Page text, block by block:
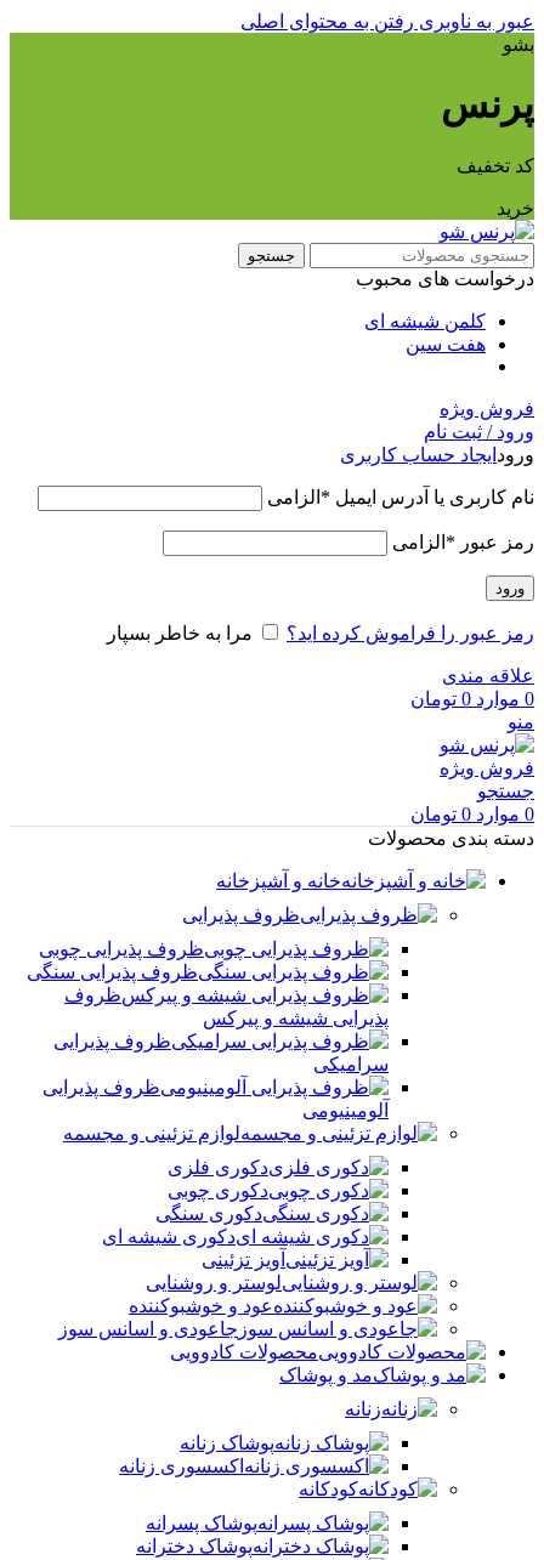
عبور به ناوبری رفتن به محتوای اصلی
بشو
پرنس
کد تخفیف
خرید
جستجو
درخواست های محبوب
کلمن شیشه ای
هفت سین
فروش ویژه
ورود / ثبت نام
ورود ایجاد حساب کاربری
نام کاربری یا آدرس ایمیل * الزامی
رمز عبور * الزامی
ورود
رمز عبور را فراموش کرده اید؟ مرا به خاطر بسپار
علاقه مندی
0 موارد 0 تومان
منو
فروش ویژه
جستجو
0 موارد 0 تومان
دسته بندی محصولات
خانه و آشپزخانه
ظروف پذیرایی
ظروف پذیرایی چوبی
ظروف پذیرایی سنگی
ظروف
پذیرایی شیشه و پیرکس
ظروف پذیرایی
سرامیکی
ظروف پذیرایی
آلومینیومی
لوازم تزئینی و مجسمه
دکوری فلزی
دکوری چوبی
دکوری سنگی
دکوری شیشه ای
آویز تزئینی
لوستر و روشنایی
عود و خوشبوکننده
جاعودی و اسانس سوز
محصولات کادوویی
مد و پوشاک
زنانه
پوشاک زنانه
اکسسوری زنانه
کودکانه
پوشاک پسرانه
پوشاک دخترانه